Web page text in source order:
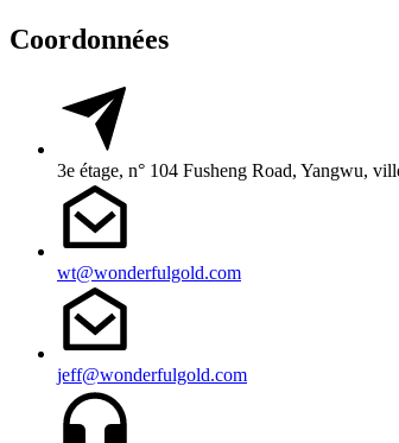
Coordonnées
3e étage, n° 104 Fusheng Road, Yangwu,
wt@wonderfulgold.com
jeff@wonderfulgold.com